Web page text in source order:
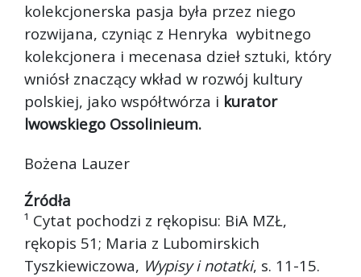
kolekcjonerska pasja była przez niego
rozwijana, czyniąc z Henryka wybitnego
kolekcjonera i mecenasa dzieł sztuki, który
wniósł znaczący wkład w rozwój kultury
polskiej, jako współtwórza i kurator
lwowskiego Ossolinieum.
Bożena Lauzer
Źródła
¹ Cytat pochodzi z rękopisu: BiA MZŁ,
rękopis 51; Maria z Lubomirskich
Tyszkiewiczowa, Wypisy i notatki, s. 11-15.